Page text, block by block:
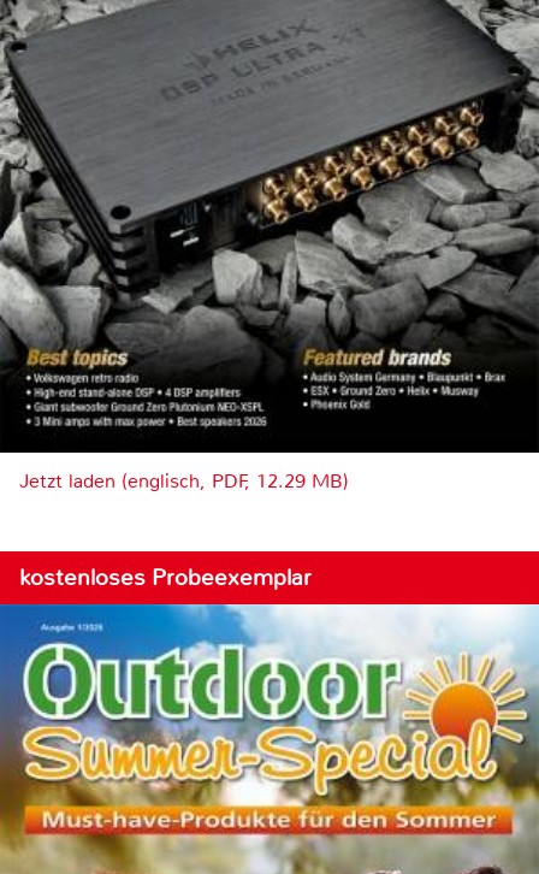
Jetzt laden (englisch, PDF, 12.29 MB)
kostenloses Probeexemplar